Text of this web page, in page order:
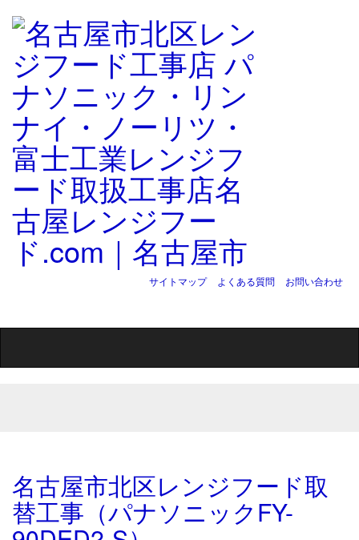
サイトマップ よくある質問
お問い合わせ
名古屋市北区レンジフード取
替工事（パナソニックFY-